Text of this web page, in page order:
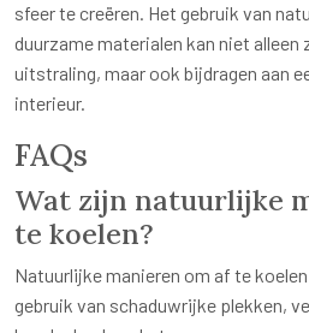
sfeer te creëren. Het gebruik van
duurzame materialen kan niet
uitstraling, maar ook bijdragen aan
interieur.
FAQs
Wat zijn natuurlijke
te koelen?
Natuurlijke manieren om af te
gebruik van schaduwrijke plekken,